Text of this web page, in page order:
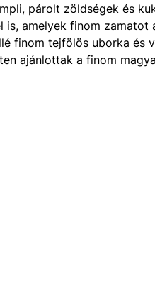
párolt zöldségek és
amelyek finom zamatot
finom tejfölös uborka és
ajánlottak a finom